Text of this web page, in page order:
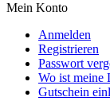
Mein Konto
Anmelden
Registrieren
Passwort
Wo ist meine
Gutschein